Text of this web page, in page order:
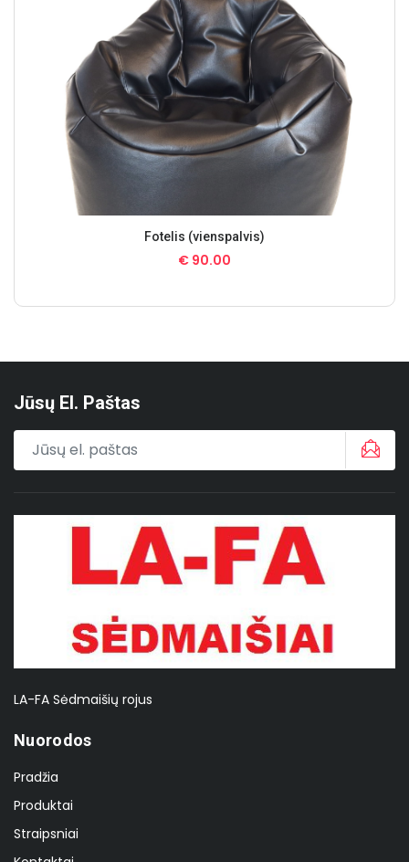
Fotelis (vienspalvis)
€ 90.00
Jūsų El. Paštas
LA-FA Sėdmaišių rojus
Nuorodos
Pradžia
Produktai
Straipsniai